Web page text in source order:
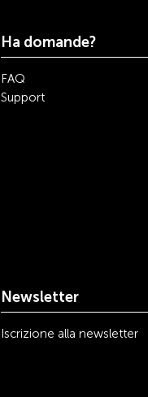
Ha domande?
FAQ
Support
Newsletter
Iscrizione alla newsletter